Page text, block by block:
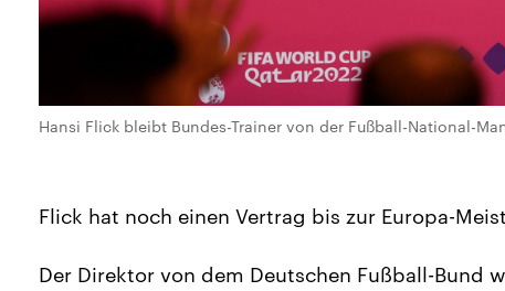
Hansi Flick bleibt Bundes-Trainer von der Fußball-National-
Flick hat noch einen Vertrag bis zur Europa-
Der Direktor von dem Deutschen Fußball-Bund